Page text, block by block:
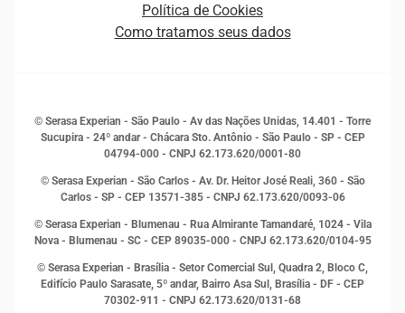
Estudos e Pesquisas
Inovação e Tecnologia
Leis e impostos
Marketing
Open Finance
Proteção de Dados
Sustentabilidade Corporativa
Sala de Imprensa
Política de Cookies
Como tratamos seus dados
© Serasa Experian - São Paulo - Av das Nações Unidas, 14.401 - Torre
Sucupira - 24º andar - Chácara Sto. Antônio - São Paulo - SP - CEP
04794-000 - CNPJ 62.173.620/0001-80
© Serasa Experian - São Carlos - Av. Dr. Heitor José Reali, 360 - São
Carlos - SP - CEP 13571-385 - CNPJ 62.173.620/0093-06
© Serasa Experian - Blumenau - Rua Almirante Tamandaré, 1024 - Vila
Nova - Blumenau - SC - CEP 89035-000 - CNPJ 62.173.620/0104-95
© Serasa Experian - Brasília - Setor Comercial Sul, Quadra 2, Bloco C,
Edifício Paulo Sarasate, 5º andar, Bairro Asa Sul, Brasília - DF - CEP
70302-911 - CNPJ 62.173.620/0131-68